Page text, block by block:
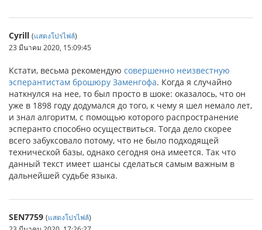
Cyrill (แสดงโปรไฟล์)
23 มีนาคม 2020, 15:09:45
Кстати, весьма рекомендую совершенно неизвестную
эсперантистам брошюру Заменгофа. Когда я случайно
наткнулся на нее, то был просто в шоке: оказалось, что он
уже в 1898 году додумался до того, к чему я шел немало лет,
и знал алгоритм, с помощью которого распространение
эсперанто способно осуществиться. Тогда дело скорее
всего забуксовало потому, что не было подходящей
технической базы, однако сегодня она имеется. Так что
данный текст имеет шансы сделаться самым важным в
дальнейшей судьбе языка.
SEN7759 (แสดงโปรไฟล์)